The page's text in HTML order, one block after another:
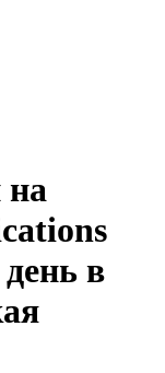
на
в